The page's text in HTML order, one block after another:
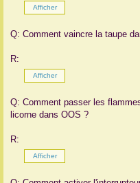
Q: Comment vaincre la taupe
R:
Q: Comment passer les
licorne dans OOS ?
R: